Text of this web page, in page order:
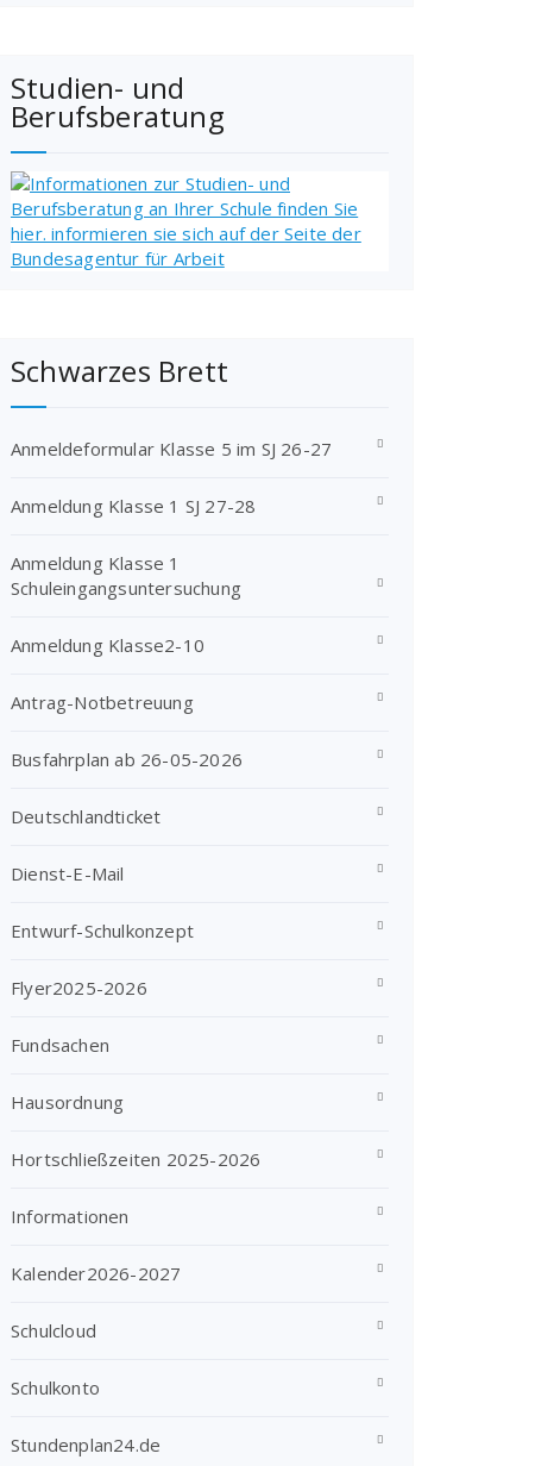
Studien- und
Berufsberatung
Schwarzes Brett
Anmeldeformular Klasse 5 im SJ 26-27
Anmeldung Klasse 1 SJ 27-28
Anmeldung Klasse 1
Schuleingangsuntersuchung
Anmeldung Klasse2-10
Antrag-Notbetreuung
Busfahrplan ab 26-05-2026
Deutschlandticket
Dienst-E-Mail
Entwurf-Schulkonzept
Flyer2025-2026
Fundsachen
Hausordnung
Hortschließzeiten 2025-2026
Informationen
Kalender2026-2027
Schulcloud
Schulkonto
Stundenplan24.de